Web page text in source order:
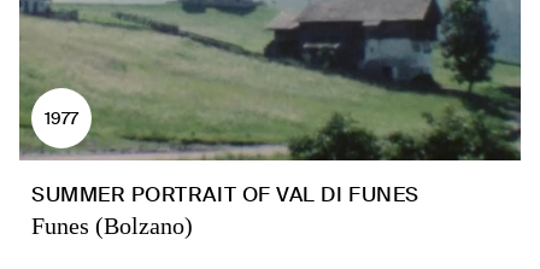
1977
SUMMER PORTRAIT OF VAL DI FUNES
Funes (Bolzano)